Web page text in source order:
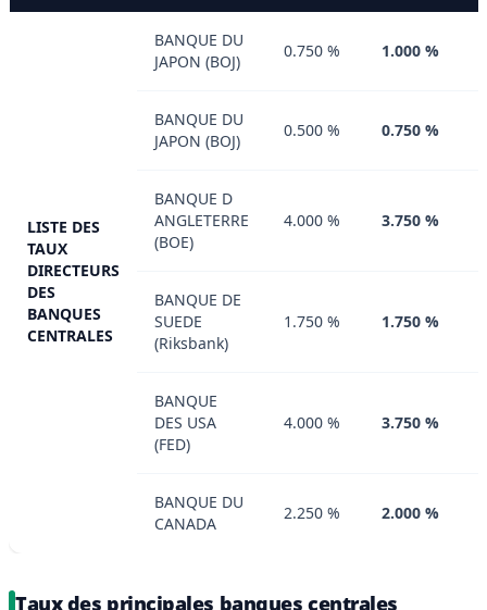
LISTE DES
TAUX
DIRECTEURS
DES
BANQUES
CENTRALES
BANQUE DU
JAPON (BOJ)
0.750 % 1.000 %
BANQUE DU
JAPON (BOJ)
0.500 % 0.750 %
BANQUE D
ANGLETERRE
(BOE)
4.000 % 3.750 %
BANQUE DE
SUEDE
(Riksbank)
1.750 % 1.750 %
BANQUE
DES USA
(FED)
4.000 % 3.750 %
BANQUE DU
CANADA
2.250 % 2.000 %
Taux des principales banques centrales